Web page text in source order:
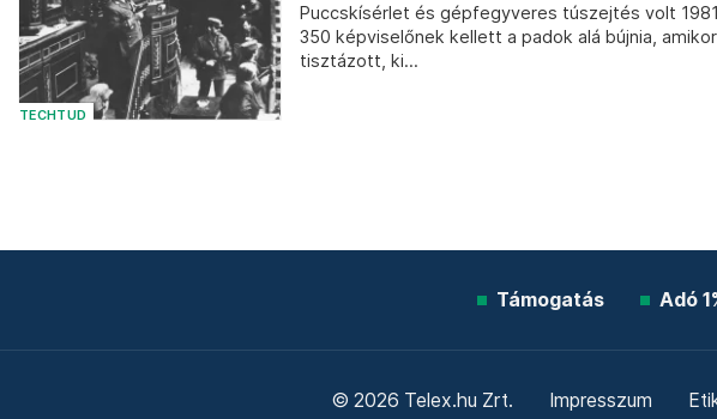
TECHTUD
Puccskísérlet és gépfegyveres túszejtés volt
350 képviselőnek kellett a padok alá bújnia,
tisztázott, ki...
Támogatás Adó
© 2026 Telex.hu Zrt. Impresszum